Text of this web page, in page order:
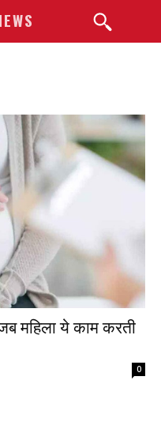
महिला ये काम करती
0